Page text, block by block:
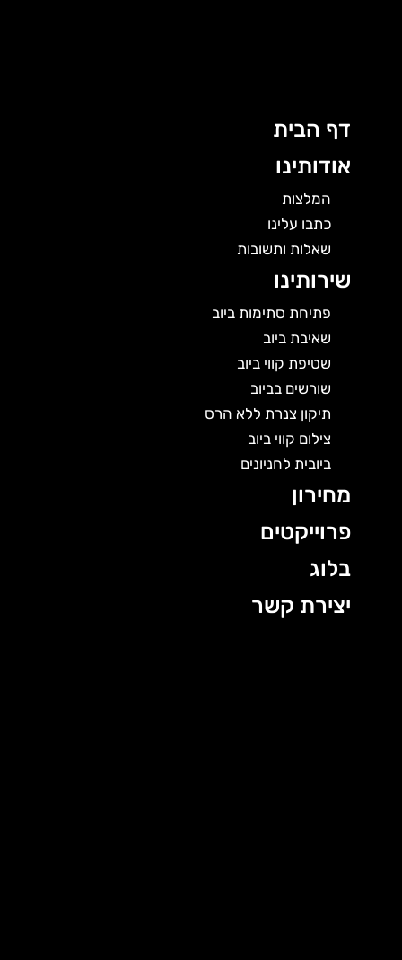
דף הבית
אודותינו
המלצות
כתבו עלינו
שאלות ותשובות
שירותינו
פתיחת סתימות ביוב
שאיבת ביוב
שטיפת קווי ביוב
שורשים בביוב
תיקון צנרת ללא הרס
צילום קווי ביוב
ביובית לחניונים
מחירון
פרוייקטים
בלוג
יצירת קשר